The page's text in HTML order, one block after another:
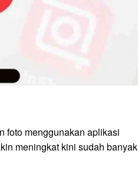
foto menggunakan aplikasi
meningkat kini sudah banyak